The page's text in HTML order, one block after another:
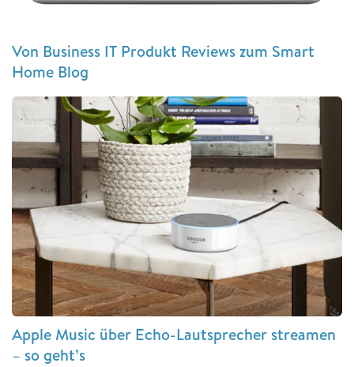
Von Business IT Produkt Reviews zum Smart
Home Blog
Apple Music über Echo-Lautsprecher streamen
– so geht’s